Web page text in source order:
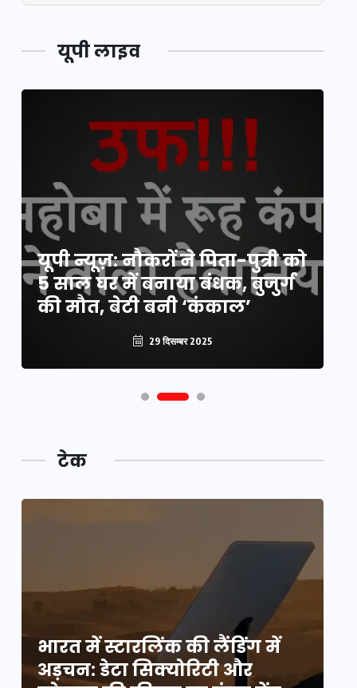
यूपी लाइव
यूपी न्यूज़: नौकरों ने पिता-पुत्री को
5 साल घर में बनाया बंधक, बुजुर्ग
की मौत, बेटी बनी ‘कंकाल’
29 दिसम्बर 2025
टेक
भारत में स्टारलिंक की लैंडिंग में
अड़चन: डेटा सिक्योरिटी और